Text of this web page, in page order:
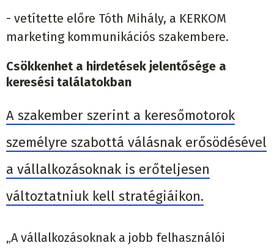
- vetítette előre Tóth Mihály, a KERKOM
marketing kommunikációs szakembere.
Csökkenhet a hirdetések jelentősége a
keresési találatokban
A szakember szerint a keresőmotorok
személyre szabottá válásnak erősödésével
a vállalkozásoknak is erőteljesen
változtatniuk kell stratégiáikon.
„A vállalkozásoknak a jobb felhasználói